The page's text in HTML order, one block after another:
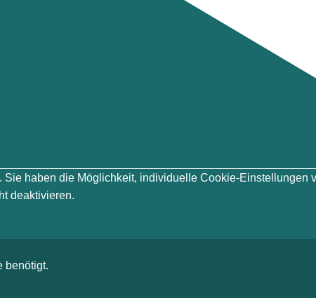
haben die Möglichkeit, individuelle Cookie-Einstellungen
deaktivieren.
benötigt.